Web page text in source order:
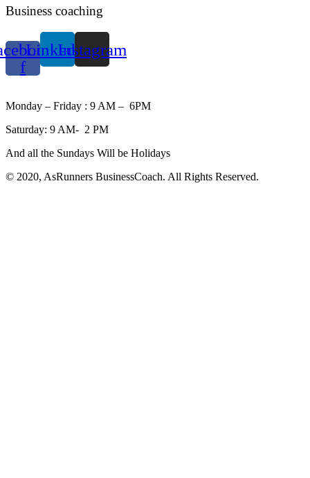
Business coaching
f
LinkedinInstagram
Monday – Friday : 9 AM – 6PM
Saturday: 9 AM- 2 PM
And all the Sundays Will be Holidays
© 2020, AsRunners BusinessCoach. All Rights Reserved.